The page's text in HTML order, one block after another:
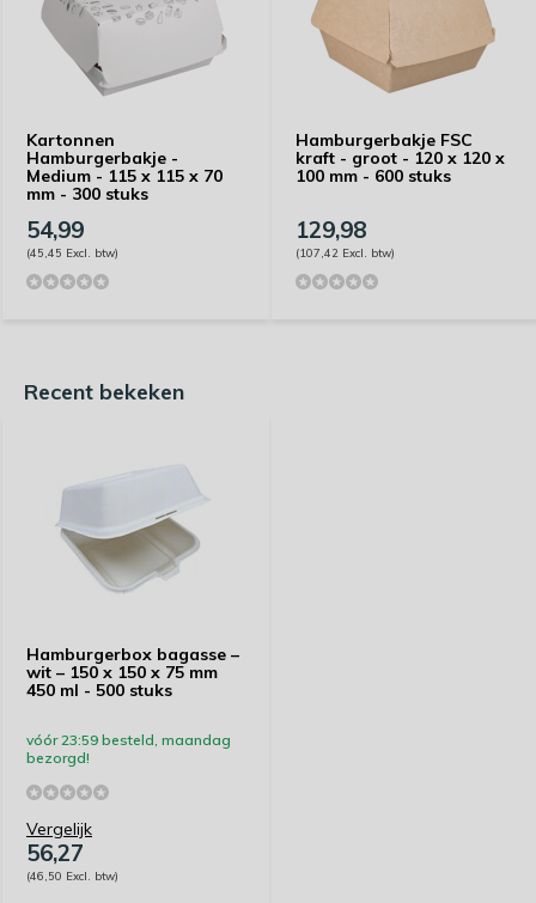
Kartonnen
Hamburgerbakje -
Medium - 115 x 115 x 70
mm - 300 stuks
54,99
(45,45 Excl. btw)
Hamburgerbakje FSC
kraft - groot - 120 x 120 x
100 mm - 600 stuks
129,98
(107,42 Excl. btw)
Recent bekeken
Hamburgerbox bagasse –
wit – 150 x 150 x 75 mm
450 ml - 500 stuks
vóór 23:59 besteld, maandag
bezorgd!
Vergelijk
56,27
(46,50 Excl. btw)